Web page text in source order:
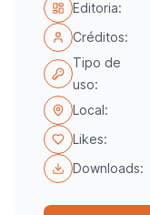
Editoria:
Créditos:
Tipo de
uso:
Local:
Likes:
Downloads: